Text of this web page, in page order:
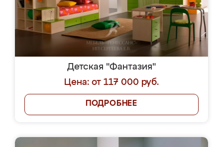
Детская "Фантазия"
Цена: от 117 000 руб.
ПОДРОБНЕЕ